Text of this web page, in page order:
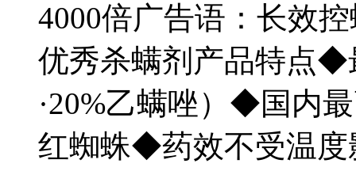
4000倍广告语：长效
优秀杀螨剂产品特点◆
·20%乙螨唑）◆国内
红蜘蛛◆药效不受温